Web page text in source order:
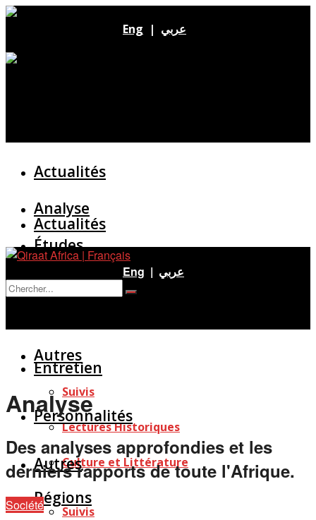
Eng | عربي
Actualités
Analyse
Études
Entretien
Autres
Suivis
Lectures Historiques
Culture et Littérature
Régions
Actualités
Entretien
Personnalités
Autres
Suivis
Eng | عربي
Analyse
Des analyses approfondies et les
derniers rapports de toute l'Afrique.
Société